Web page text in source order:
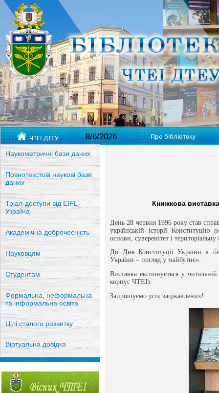
ЧТЕІ ДТЕУ 8/6/2026 Про бібліотеку
Наукометричні бази даних
Повнотекстові наукові бази
даних
Тріал-доступи від EIFL-
Україна
Академічна доброчесність
Науковцям
Студентам
Формальна, неформальна
та інформальна освіта
Цілі сталого розвитку
Віртуальна довідка
Книжкова
День 28 червня 1996 року став
українській історії
основи, суверенітет і територіальну
До Дня Конституції України в
України – погляд у майбутнє».
Виставка експонується у
корпус ЧТЕІ).
Запрошуємо усіх зацікавлених!